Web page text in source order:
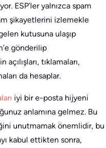
ESP’ler yalnızca spam
şikayetlerini izlemekle
kutusuna ulaşıp
gönderilip
tıklamaları,
da hesaplar.
iyi bir e-posta hijyeni
anlamına gelmez. Bu
unutmamak önemlidir, bu
kabul ettikten sonra,